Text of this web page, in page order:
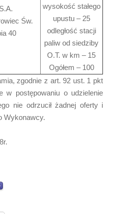
Św.
40
wysokość stałego
upustu – 25
odległość stacji
paliw od siedziby
O.T. w km – 15
Ogółem – 100
zgodnie z art. 92 ust. 1 pkt
postępowaniu o udzielenie
nie odrzucił żadnej oferty i
Wykonawcy.